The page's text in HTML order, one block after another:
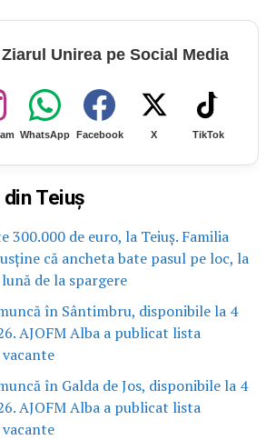
Unirea pe Social Media
WhatsApp Facebook X TikTok
Teiuș
300.000 de euro, la Teiuș. Familia
că ancheta bate pasul pe loc, la
de la spargere
în Sântimbru, disponibile la 4
AJOFM Alba a publicat lista
în Galda de Jos, disponibile la 4
AJOFM Alba a publicat lista